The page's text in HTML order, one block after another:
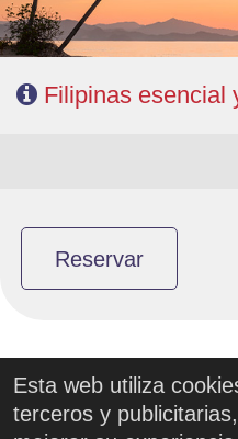
Filipinas esencial
Reservar
Esta web utiliza
terceros y